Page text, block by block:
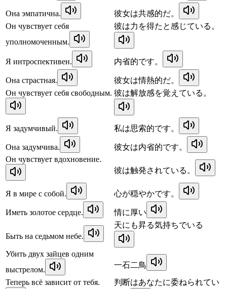
Она эмпатична.
彼女は共感的だ。
Он чувствует себя
уполномоченным.
彼は力を得たと感じている。
Я интроспективен. 内省的です。
Она страстная.
彼女は情熱的だ。
Он чувствует себя свободным. 彼は解放感を覚えている。
Я задумчивый. 私は思索的です。
Она задумчива.
彼女は内省的です。
Он чувствует вдохновение.
彼は触発されている。
Я в мире с собой. 心が穏やかです。
Иметь золотое сердце. 情に厚い
Быть на седьмом небе.
天にも昇る気持ちでいる
Убить двух зайцев одним
выстрелом.
一石二鳥
Теперь всё зависит от тебя.
判断はあなたに委ねられてい